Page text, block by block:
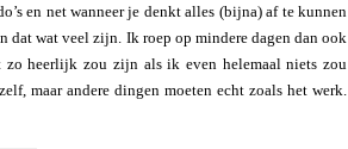
en net wanneer je denkt alles (bijna) af te kunnen
dat wat veel zijn. Ik roep op mindere dagen dan ook
heerlijk zou zijn als ik even helemaal niets zou
maar andere dingen moeten echt zoals het werk.